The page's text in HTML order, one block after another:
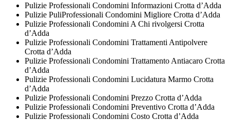
Pulizie Professionali Condomini Informazioni Crotta d’Adda
Pulizie PuliProfessionali Condomini Migliore Crotta d’Adda
Pulizie Professionali Condomini A Chi rivolgersi Crotta
d’Adda
Pulizie Professionali Condomini Trattamenti Antipolvere
Crotta d’Adda
Pulizie Professionali Condomini Trattamento Antiacaro Crotta
d’Adda
Pulizie Professionali Condomini Lucidatura Marmo Crotta
d’Adda
Pulizie Professionali Condomini Prezzo Crotta d’Adda
Pulizie Professionali Condomini Preventivo Crotta d’Adda
Pulizie Professionali Condomini Costo Crotta d’Adda